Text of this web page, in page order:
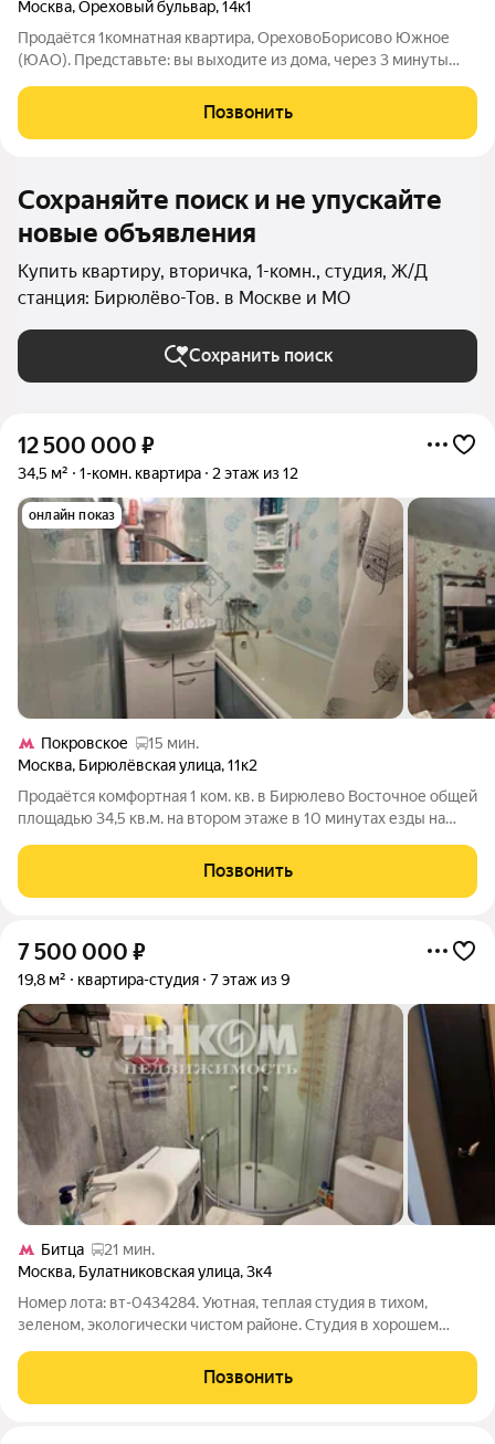
Москва,Ореховый бульвар,14к1
Продаётся 1комнатная квартира, ОреховоБорисово Южное
(ЮАО). Представьте: вы выходите из дома, через 3 минуты
отправляетесь в любую точку города. А вечером
возвращаетесь в свою светлую квартиру с
Позвонить
Сохраняйте поиск и не упускайте
новые объявления
Купить квартиру, вторичка, 1-комн., студия, Ж/Д
станция: Бирюлёво-Тов. в Москве и МО
Сохранить поиск
12 500 000 ₽
34,5 м² 1-комн. квартира 2 этаж из 12
онлайн показ
Покровское
15 мин.
Москва, Бирюлёвская улица,11к2
Продаётся комфортная 1 ком. кв. в Бирюлево Восточное общей
площадью 34,5 кв.м. на втором этаже в 10 минутах езды на
доступности м. Липецкая( открытие IV квартал 2026 года).
Окна выходят на две стороны
Позвонить
7 500 000 ₽
19,8 м² квартира-студия 7 этаж из 9
Битца
21 мин.
Москва, Булатниковская улица,3к4
Номер лота: вт-0434284. Уютная, теплая студия в тихом,
зеленом, экологически чистом районе. Студия в хорошем
непосредственной близости строится станция метро
Бирюлевская. Развитая инфраструктура.
Позвонить